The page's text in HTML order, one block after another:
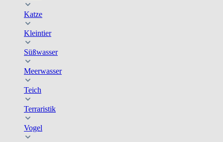
Katze
Kleintier
Süßwasser
Meerwasser
Teich
Terraristik
Vogel